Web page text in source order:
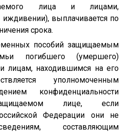
лица и лицами,
выплачивается по
срока.
пособий защищаемым
погибшего (умершего)
лицам, находившимся на его
уполномоченным
конфиденциальности
лице, если
Федерации они не
составляющим